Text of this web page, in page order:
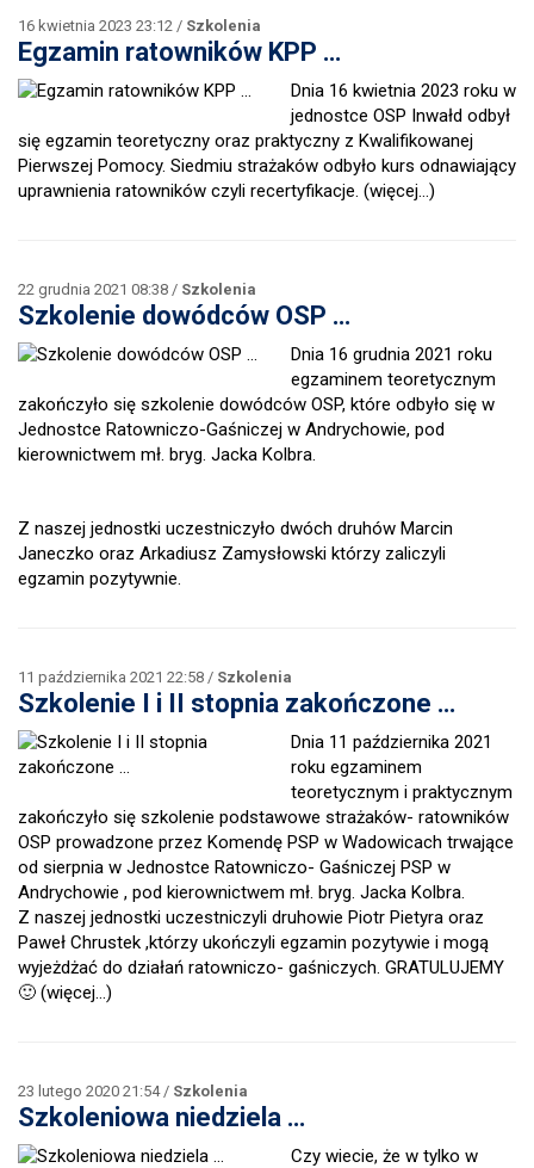
16 kwietnia 2023 23:12 / Szkolenia
Egzamin ratowników KPP …
Dnia 16 kwietnia 2023 roku w
jednostce OSP Inwałd odbył
się egzamin teoretyczny oraz praktyczny z Kwalifikowanej
Pierwszej Pomocy. Siedmiu strażaków odbyło kurs odnawiający
uprawnienia ratowników czyli recertyfikacje. (więcej…)
22 grudnia 2021 08:38 / Szkolenia
Szkolenie dowódców OSP …
Dnia 16 grudnia 2021 roku
egzaminem teoretycznym
zakończyło się szkolenie dowódców OSP, które odbyło się w
Jednostce Ratowniczo-Gaśniczej w Andrychowie, pod
kierownictwem mł. bryg. Jacka Kolbra.
Z naszej jednostki uczestniczyło dwóch druhów Marcin
Janeczko oraz Arkadiusz Zamysłowski którzy zaliczyli
egzamin pozytywnie.
11 października 2021 22:58 / Szkolenia
Szkolenie I i II stopnia zakończone …
Dnia 11 października 2021
roku egzaminem
teoretycznym i praktycznym
zakończyło się szkolenie podstawowe strażaków- ratowników
OSP prowadzone przez Komendę PSP w Wadowicach trwające
od sierpnia w Jednostce Ratowniczo- Gaśniczej PSP w
Andrychowie , pod kierownictwem mł. bryg. Jacka Kolbra.
Z naszej jednostki uczestniczyli druhowie Piotr Pietyra oraz
Paweł Chrustek ,którzy ukończyli egzamin pozytywie i mogą
wyjeżdżać do działań ratowniczo- gaśniczych. GRATULUJEMY
🙂 (więcej…)
23 lutego 2020 21:54 / Szkolenia
Szkoleniowa niedziela …
Czy wiecie, że w tylko w